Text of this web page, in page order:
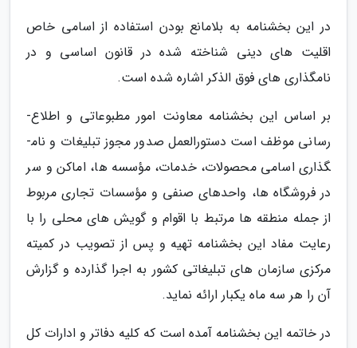
در این بخشنامه به بلامانع بودن استفاده از اسامی خاص
اقلیت های دینی شناخته­ شده در قانون اساسی و در
نامگذاری های فوق الذکر اشاره شده است.
بر اساس این بخشنامه معاونت امور مطبوعاتی و اطلاع­
رسانی موظف است دستورالعمل صدور مجوز تبلیغات و نام­
گذاری اسامی محصولات، خدمات، مؤسسه­ ها، اماکن و سر
در فروشگاه­ ها، واحدهای صنفی و مؤسسات تجاری مربوط
از جمله منطقه ها مرتبط با اقوام و گویش­ های محلی را با
رعایت مفاد این بخشنامه تهیه و پس از تصویب در کمیته
مرکزی سازمان­ های تبلیغاتی کشور به اجرا گذارده و گزارش
آن را هر سه ماه یکبار ارائه نماید.
در خاتمه این بخشنامه آمده است که کلیه دفاتر و ادارات­ کل